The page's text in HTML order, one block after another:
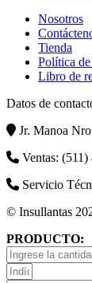
Nosotros
Tienda
Política
Libro de
Datos de
Jr. Manoa
Ventas: (511)
Servicio
© Insullantas
PRODUCTO: